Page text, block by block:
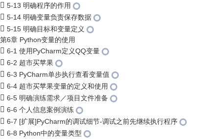
5-13 明确程序的作用
5-14 明确变量负责保存数据
5-15 明确目标和变量定义
第6章 Python变量的使用
6-1 使用PyCharm定义QQ变量
6-2 超市买苹果
6-3 PyCharm单步执行查看变量值
6-4 超市买苹果变量的定义和使用
6-5 明确演练需求／项目文件准备
6-6 个人信息案例演练
6-7 [扩展]PyCharm的调试细节-调试之前先继续执行程序
6-8 Python中的变量类型